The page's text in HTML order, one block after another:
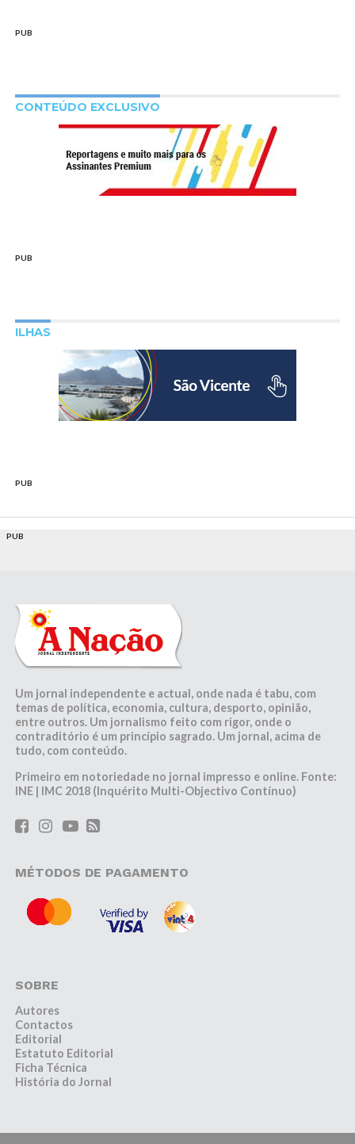
PUB
CONTEÚDO EXCLUSIVO
PUB
ILHAS
PUB
PUB
Um jornal independente e actual, onde nada é tabu, com
temas de política, economia, cultura, desporto, opinião,
entre outros. Um jornalismo feito com rigor, onde o
contraditório é um princípio sagrado. Um jornal, acima de
tudo, com conteúdo.
Primeiro em notoriedade no jornal impresso e online. Fonte:
INE | IMC 2018 (Inquérito Multi-Objectivo Contínuo)
MÉTODOS DE PAGAMENTO
SOBRE
Autores
Contactos
Editorial
Estatuto Editorial
Ficha Técnica
História do Jornal